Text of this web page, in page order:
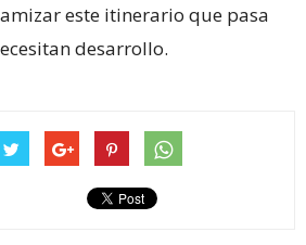
este itinerario que pasa
desarrollo.